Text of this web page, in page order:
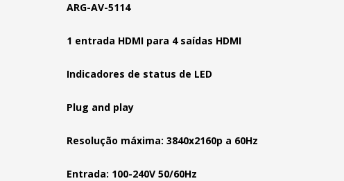
ARG-AV-5114
1 entrada HDMI para 4 saídas HDMI
Indicadores de status de LED
Plug and play
Resolução máxima: 3840x2160p a 60Hz
Entrada: 100-240V 50/60Hz